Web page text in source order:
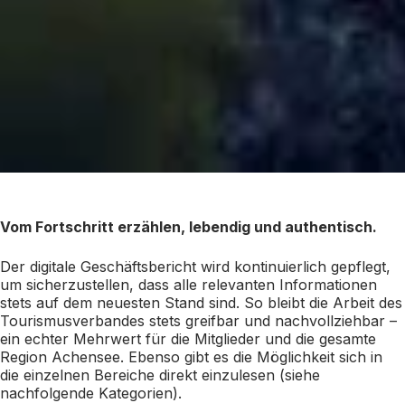
Vom Fortschritt erzählen, lebendig und authentisch.
Der digitale Geschäftsbericht wird kontinuierlich gepflegt,
um sicherzustellen, dass alle relevanten Informationen
stets auf dem neuesten Stand sind. So bleibt die Arbeit des
Tourismusverbandes stets greifbar und nachvollziehbar –
ein echter Mehrwert für die Mitglieder und die gesamte
Region Achensee. Ebenso gibt es die Möglichkeit sich in
die einzelnen Bereiche direkt einzulesen (siehe
nachfolgende Kategorien).